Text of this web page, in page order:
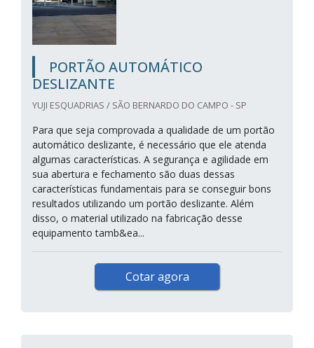
PORTÃO AUTOMÁTICO
DESLIZANTE
YUJI ESQUADRIAS / SÃO BERNARDO DO CAMPO - SP
Para que seja comprovada a qualidade de um portão
automático deslizante, é necessário que ele atenda
algumas características. A segurança e agilidade em
sua abertura e fechamento são duas dessas
características fundamentais para se conseguir bons
resultados utilizando um portão deslizante. Além
disso, o material utilizado na fabricação desse
equipamento tamb&ea...
Cotar agora